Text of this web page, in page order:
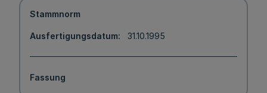
Stammnorm
Ausfertigungsdatum 31.10.1995
Fassung